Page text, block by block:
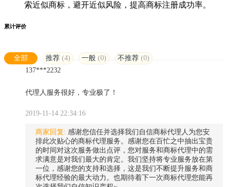
索近似商标，避开近似风险，提高商标注册成功率。
累计评价
全部 推荐 (4) 一般 (0) 不推荐 (0)
137***2232
代理人服务很好，专业极了！
2019-11-14 22:34:16
商家回复: 感谢您信任并选择我们自信商标代理人为您安
排此次贴心的商标代理服务。感谢您在百忙之中抽出宝贵
的时间对这次服务做出点评，您对服务和商标代理中的需
求满意是对我们最大的肯定。我们坚持将专业服务放在第
一位，感谢您的支持和选择，这是我们不断提升服务和商
标代理经验的最大动力。也期待着下一次商标代理您能再